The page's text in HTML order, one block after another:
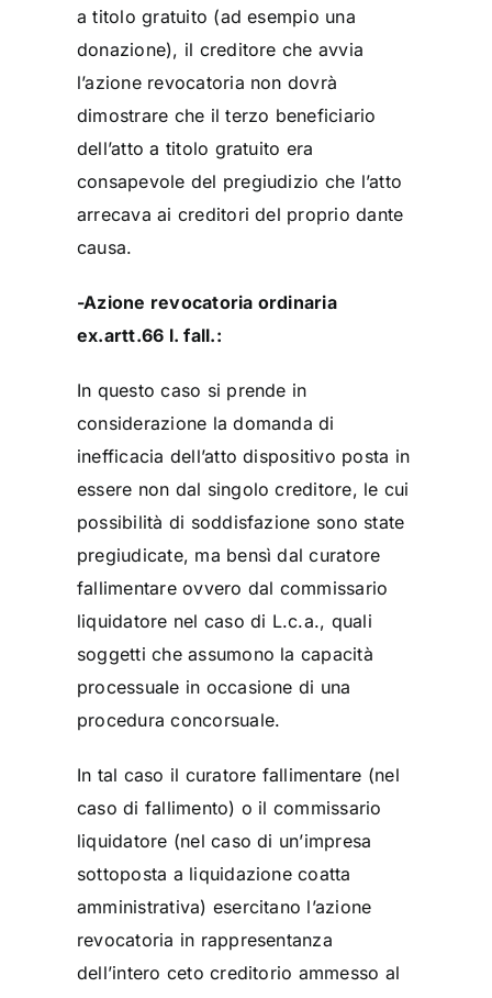
a titolo gratuito (ad esempio una
donazione), il creditore che avvia
l’azione revocatoria non dovrà
dimostrare che il terzo beneficiario
dell’atto a titolo gratuito era
consapevole del pregiudizio che l’atto
arrecava ai creditori del proprio dante
causa.
-Azione revocatoria ordinaria
ex.artt.66 l. fall.:
In questo caso si prende in
considerazione la domanda di
inefficacia dell’atto dispositivo posta in
essere non dal singolo creditore, le cui
possibilità di soddisfazione sono state
pregiudicate, ma bensì dal curatore
fallimentare ovvero dal commissario
liquidatore nel caso di L.c.a., quali
soggetti che assumono la capacità
processuale in occasione di una
procedura concorsuale.
In tal caso il curatore fallimentare (nel
caso di fallimento) o il commissario
liquidatore (nel caso di un’impresa
sottoposta a liquidazione coatta
amministrativa) esercitano l’azione
revocatoria in rappresentanza
dell’intero ceto creditorio ammesso al